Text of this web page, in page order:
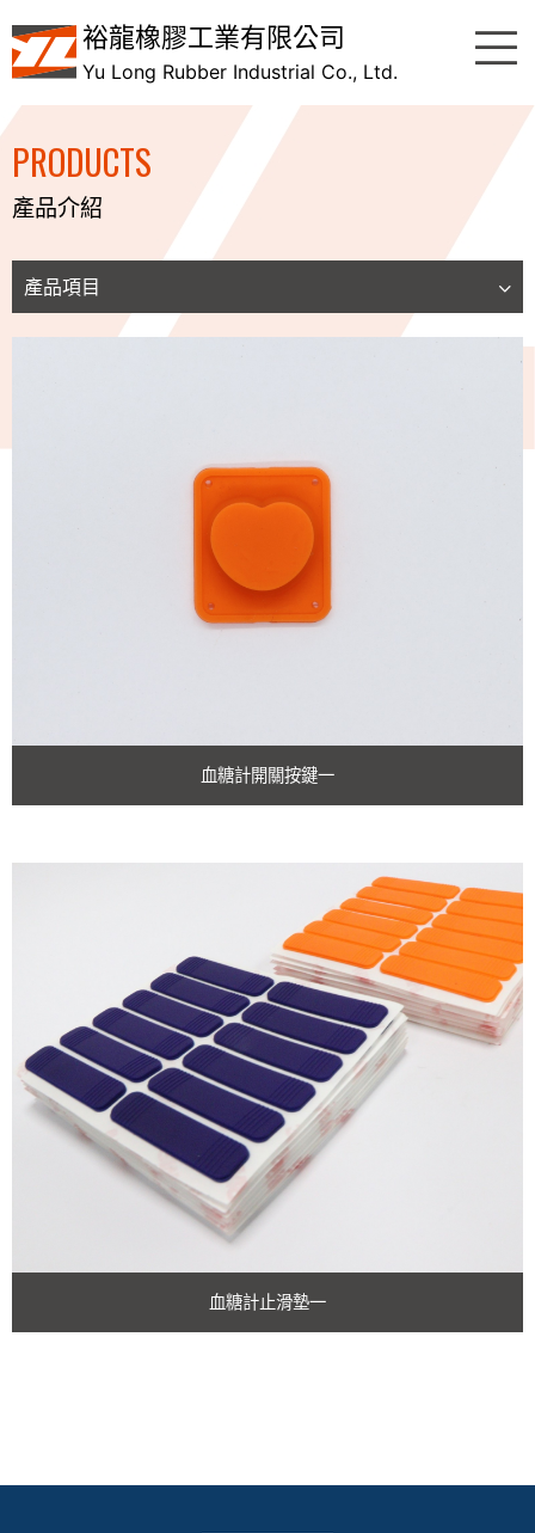
裕龍橡膠工業有限公司
Yu Long Rubber Industrial Co., Ltd.
PRODUCTS
產品介紹
產品項目
血糖計開關按鍵一
血糖計止滑墊一